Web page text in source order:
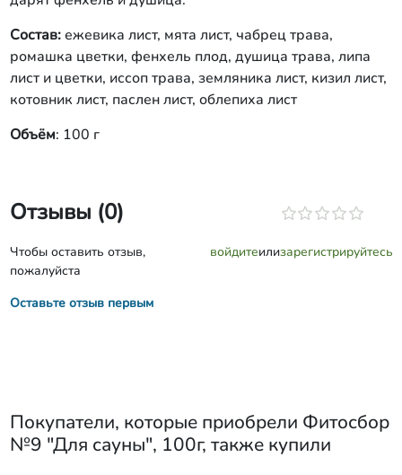
Состав:ежевика лист, мята лист, чабрец трава,
ромашка цветки, фенхель плод, душица трава, липа
лист и цветки, иссоп трава, земляника лист, кизил лист,
котовник лист, паслен лист, облепиха лист
Объём: 100 г
Отзывы (0)
Чтобы оставить отзыв,
пожалуйста
войдитеилизарегистрируйтесь
Оставьте отзыв первым
Покупатели, которые приобрели Фитосбор
№9 "Для сауны", 100г, также купили